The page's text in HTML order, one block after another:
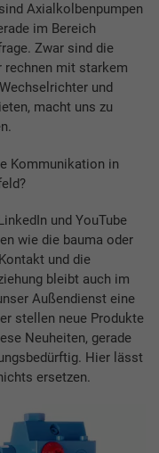
Axialkolbenpumpen
im Bereich
Zwar sind die
rechnen mit starkem
und
macht uns zu
Kommunikation in
und YouTube
wie die bauma oder
und die
bleibt auch im
Außendienst eine
stellen neue Produkte
Neuheiten, gerade
Hier lässt
ersetzen.